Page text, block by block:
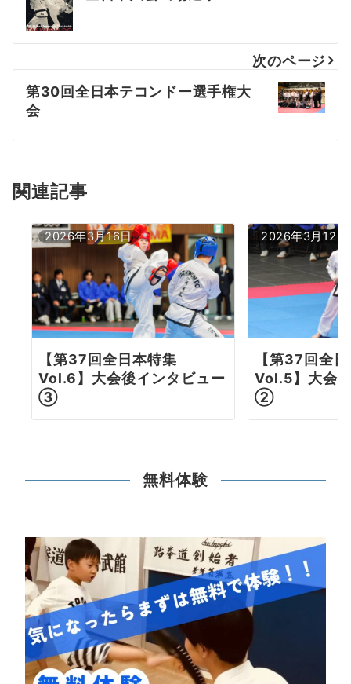
稿
ナ
ビ
ゲ
ョ
ン
次のページ
第30回全日本テコンドー選手権大
会
関連記事
2026年3月16日
【第37回全日本特集
Vol.6】大会後インタビュー
③
2026年3月12日
【第37回全
Vol.5】大会
②
無料体験